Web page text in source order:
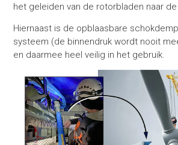
het geleiden van de rotorbladen naar
Hiernaast is de opblaasbare
systeem (de binnendruk wordt nooit
en daarmee heel veilig in het gebruik.